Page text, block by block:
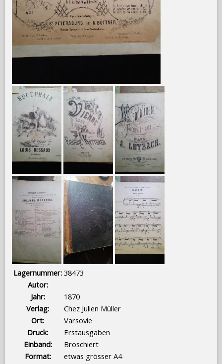
Lagernummer: 38473
Autor:
Jahr:
1870
Verlag:
Chez Julien Müller
Ort:
Varsovie
Druck:
Erstausgaben
Einband:
Broschiert
Format:
etwas grösser A4